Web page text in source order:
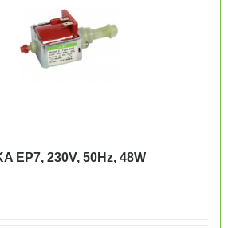
EP7, 230V, 50Hz, 48W